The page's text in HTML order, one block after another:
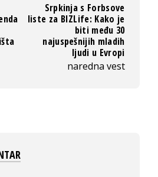
Srpkinja s Forbsove
liste za BIZLife: Kako je
biti među 30
najuspešnijih mladih
ljudi u Evropi
naredna vest